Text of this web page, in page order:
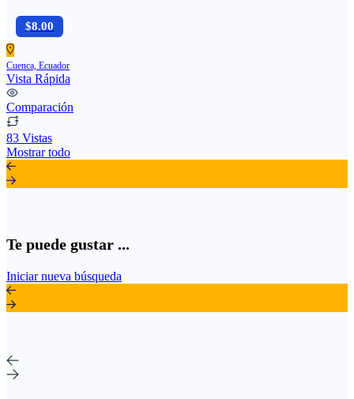
$8.00
Cuenca, Ecuador
Vista Rápida
Comparación
83 Vistas
Mostrar todo
Te puede gustar ...
Iniciar nueva búsqueda